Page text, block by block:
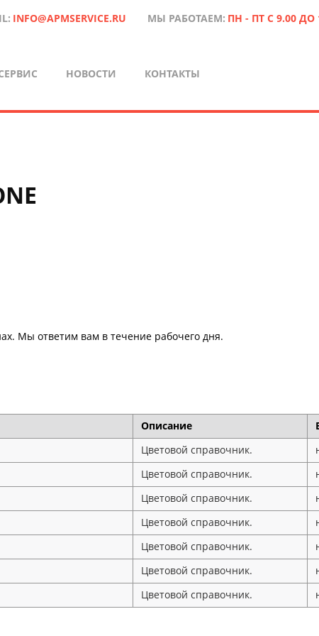
INFO@APMSERVICE.RU МЫ РАБОТАЕМ: ПН - ПТ С 9.00 ДО
НОВОСТИ КОНТАКТЫ
Мы ответим вам в течение рабочего дня.
Описание
Цветовой справочник.
Цветовой справочник.
Цветовой справочник.
Цветовой справочник.
Цветовой справочник.
Цветовой справочник.
Цветовой справочник.